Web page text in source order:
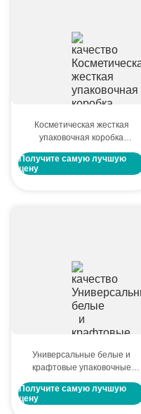
Косметическая жесткая
упаковочная коробка
магнитное закрытие с
прозрачным окном премиум
матового черного отделки для
Получите самую лучшую
цену
Универсальные белые и
крафтовые упаковочные
возможностью печати,
тиснения фольгой и УФ-
Получите самую лучшую
цену